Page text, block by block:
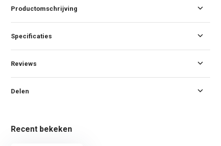
Productomschrijving
Specificaties
Reviews
Delen
Recent bekeken